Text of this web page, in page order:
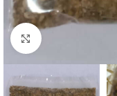
Clique para ampliar